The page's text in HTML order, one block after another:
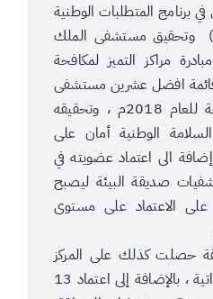
برنامج المتطلبات الوطنية
وتحقيق مستشفى الملك
مراكز التميز لمكافحة
افضل عشرين مستشفى
مرشح لجائزة أداء الصحة للعام 2018م ، وتحقيقه
السلامة الوطنية أمان على
الى اعتماد عضويته في
صديقة البيئة ليصبح
الاعتماد على مستوى
حصلت كذلك على المركز
الأول في مؤشر الموارد الذاتية ، بالإضافة إلى اعتماد 13